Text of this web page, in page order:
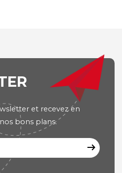
et recevez en
bons plans.
arrow_right_alt